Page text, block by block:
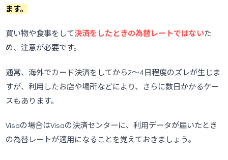
ます。
買い物や食事をして決済をしたときの為替レートではないた
め、注意が必要です。
通常、海外でカード決済をしてから2～4日程度のズレが生じま
すが、利用したお店や場所などにより、さらに数日かかるケー
スもあります。
Visaの場合はVisaの決済センターに、利用データが届いたとき
の為替レートが適用になることを覚えておきましょう。